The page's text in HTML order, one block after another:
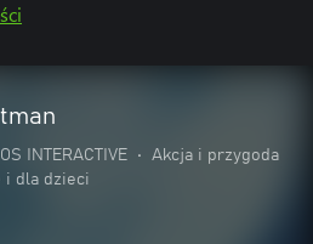
INTERACTIVE •
Akcja i przygoda
i dla dzieci